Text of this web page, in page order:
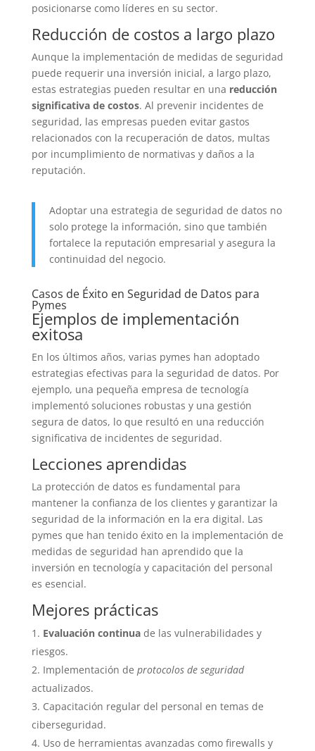
posicionarse como líderes en su sector.
Reducción de costos a largo plazo
Aunque la implementación de medidas de seguridad
puede requerir una inversión inicial, a largo plazo,
estas estrategias pueden resultar en una reducción
significativa de costos. Al prevenir incidentes de
seguridad, las empresas pueden evitar gastos
relacionados con la recuperación de datos, multas
por incumplimiento de normativas y daños a la
reputación.
Adoptar una estrategia de seguridad de datos no
solo protege la información, sino que también
fortalece la reputación empresarial y asegura la
continuidad del negocio.
Casos de Éxito en Seguridad de Datos para
Pymes
Ejemplos de implementación
exitosa
En los últimos años, varias pymes han adoptado
estrategias efectivas para la seguridad de datos. Por
ejemplo, una pequeña empresa de tecnología
implementó soluciones robustas y una gestión
segura de datos, lo que resultó en una reducción
significativa de incidentes de seguridad.
Lecciones aprendidas
La protección de datos es fundamental para
mantener la confianza de los clientes y garantizar la
seguridad de la información en la era digital. Las
pymes que han tenido éxito en la implementación de
medidas de seguridad han aprendido que la
inversión en tecnología y capacitación del personal
es esencial.
Mejores prácticas
Evaluación continuade las vulnerabilidades y
riesgos.
Implementación de protocolos de seguridad
actualizados.
Capacitación regular del personal en temas de
ciberseguridad.
Uso de herramientas avanzadas como firewalls y